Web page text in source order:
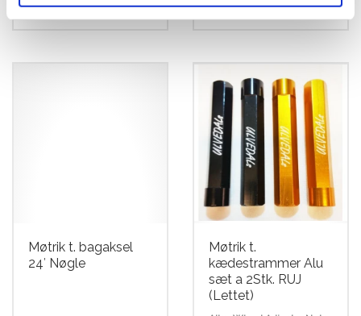
kr.1.499,00 kr.2.699,00
Møtrik t. bagaksel
24′ Nøgle
Møtrik t.
kædestrammer Alu
sæt a 2Stk. RUJ
(Lettet)